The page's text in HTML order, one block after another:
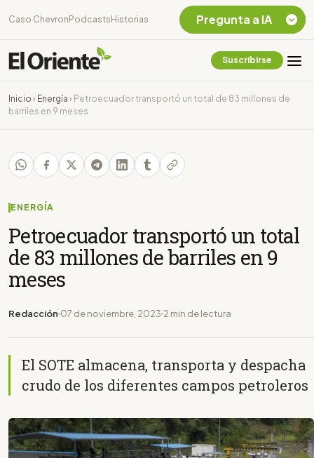
Caso Chevron Podcasts Historias
Suscribirse
Inicio › Energía › Petroecuador transportó un total de 83 millones de
barriles en 9 meses
ENERGÍA
Petroecuador transportó un total
de 83 millones de barriles en 9
meses
Redacción 07 de noviembre, 2023 2 min de lectura
El SOTE almacena, transporta y despacha
crudo de los diferentes campos petroleros
Pregunta a IA
Chevron Ecuador